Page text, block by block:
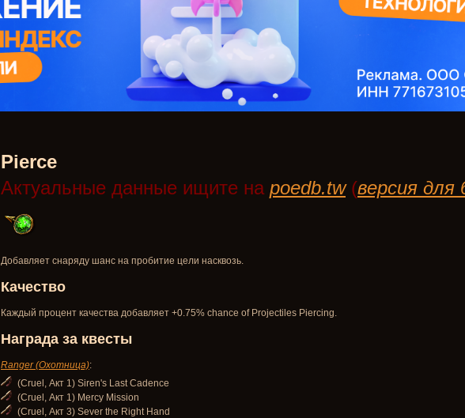
Pierce
Актуальные данные ищите на poedb.tw(версия
Добавляет снаряду шанс на пробитие цели насквозь.
Качество
Каждый процент качества добавляет +0.75% chance of Projectiles Piercing.
Награда за квесты
Ranger (Охотница):
(Cruel, Акт 1) Siren's Last Cadence
(Cruel, Акт 1) Mercy Mission
(Cruel, Акт 3) Sever the Right Hand